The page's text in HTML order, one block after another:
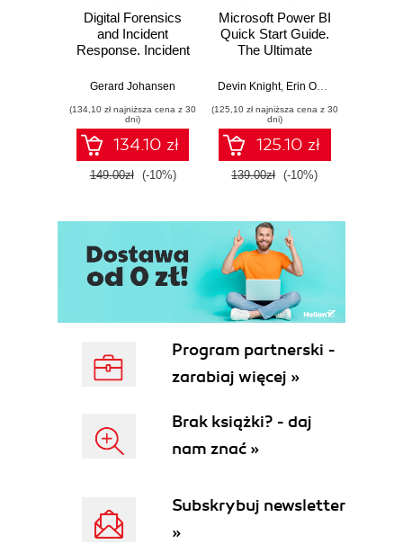
Digital Forensics
and Incident
Response. Incident
and techniques for
threat response -
Fourth Edition
Gerard Johansen
(134,10 zł najniższa cena z 30
dni)
134.10 zł
149.00zł (-10%)
Microsoft Power BI
Quick Start Guide.
The Ultimate
to Power BI, Data
Tools, and
Microsoft Fabric -
Fourth Edition
Devin Knight, Erin Ostrowsky
(125,10 zł najniższa cena z 30
dni)
125.10 zł
139.00zł (-10%)
Program partnerski -
zarabiaj więcej »
Brak książki? - daj
nam znać »
Subskrybuj newsletter
»